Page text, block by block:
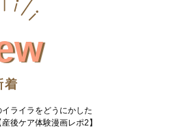
着
イライラをどうにかした
後ケア体験漫画レポ2】